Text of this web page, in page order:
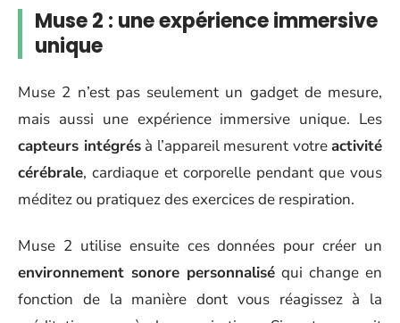
Muse 2 : une expérience immersive
unique
Muse 2 n’est pas seulement un gadget de mesure,
mais aussi une expérience immersive unique. Les
capteurs intégrésà l’appareil mesurent votreactivité
cérébrale, cardiaque et corporelle pendant que vous
méditez ou pratiquez des exercices de respiration.
Muse 2 utilise ensuite ces données pour créer un
environnement sonore personnalisé qui change en
fonction de la manière dont vous réagissez à la